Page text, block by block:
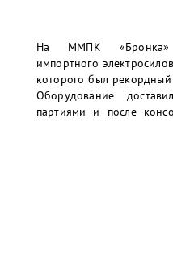
На ММПК «Бронка»
импортного
которого был
Оборудование
партиями и после
предприятий